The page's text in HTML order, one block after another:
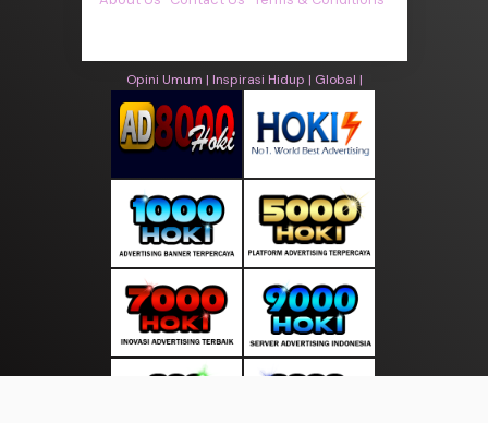
Opini Umum | Inspirasi Hidup | Global |